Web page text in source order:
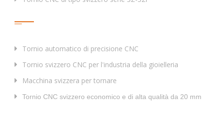
Tornio automatico di precisione CNC
Tornio svizzero CNC per l'industria della gioielleria
Macchina svizzera per tornare
Tornio CNC svizzero economico e di alta qualità da 20 mm